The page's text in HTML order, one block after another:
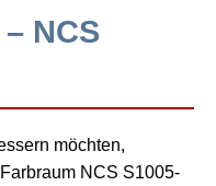
NCS
möchten,
NCS S1005-